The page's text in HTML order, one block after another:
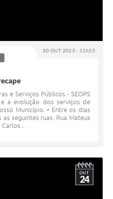
30 OUT 2023 - 11h55
e Serviços Públicos - SEOPS
a evolução dos serviços de
Município. • Entre os dias
seguintes ruas: Rua Mateus
OUT
24